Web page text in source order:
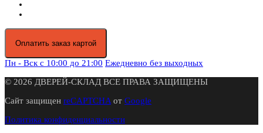
Оплатить заказ картой
Пн - Вск с 10:00 до 21:00 Ежедневно без выходных
© 2026 ДВЕРЕЙ-СКЛАД ВСЕ ПРАВА ЗАЩИЩЕНЫ
Сайт защищен reCAPTCHA от Google
Политика конфиденциальности